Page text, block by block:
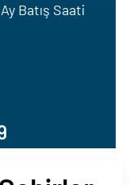
Batış Saati